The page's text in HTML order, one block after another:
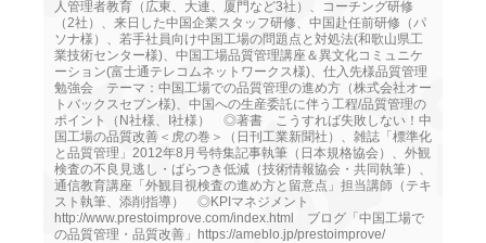
人管理者教育（広東、大連、厦門など3社）、コーチング研修
（2社）、来日した中国企業スタッフ研修、中国赴任前研修（パ
ソナ様）、若手社員向け中国工場の問題点と対処法(和歌山県工
業技術センター様)、中国工場品質管理講座＆異文化コミュニケ
ーション(富士通テレコムネットワークス様)、仕入先様品質管理
勉強会 テーマ：中国工場での品質管理の進め方（株式会社オー
トバックスセブン様)、中国への生産委託に伴う工程/品質管理の
ポイント（N社様、I社様） ◎著書 こうすれば失敗しない！中
国工場の品質改善＜虎の巻＞（日刊工業新聞社）、雑誌「標準化
と品質管理」2012年8月号特集記事執筆（日本規格協会）、外観
検査の不良見逃し・ばらつき低減（技術情報協会・共同執筆）、
通信教育講座「外観目視検査の進め方と留意点」担当講師（テキ
スト執筆、添削指導） ◎KPIマネジメント
http://www.prestoimprove.com/index.html ブログ「中国工場で
の品質管理・品質改善」https://ameblo.jp/prestoimprove/